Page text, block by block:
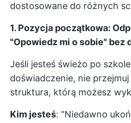
dostosowane do różnych
1. Pozycja początkowa:
"Opowiedz mi o sobie" bez
Jeśli jesteś świeżo po
doświadczenie, nie
struktura, którą możesz
Kim jesteś: "Niedawno